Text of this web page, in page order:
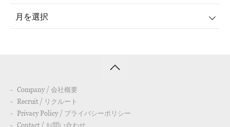
Company / 会社概要
Recruit / リクルート
Privacy Policy / プライバシーポリシー
Contact / お問い合わせ